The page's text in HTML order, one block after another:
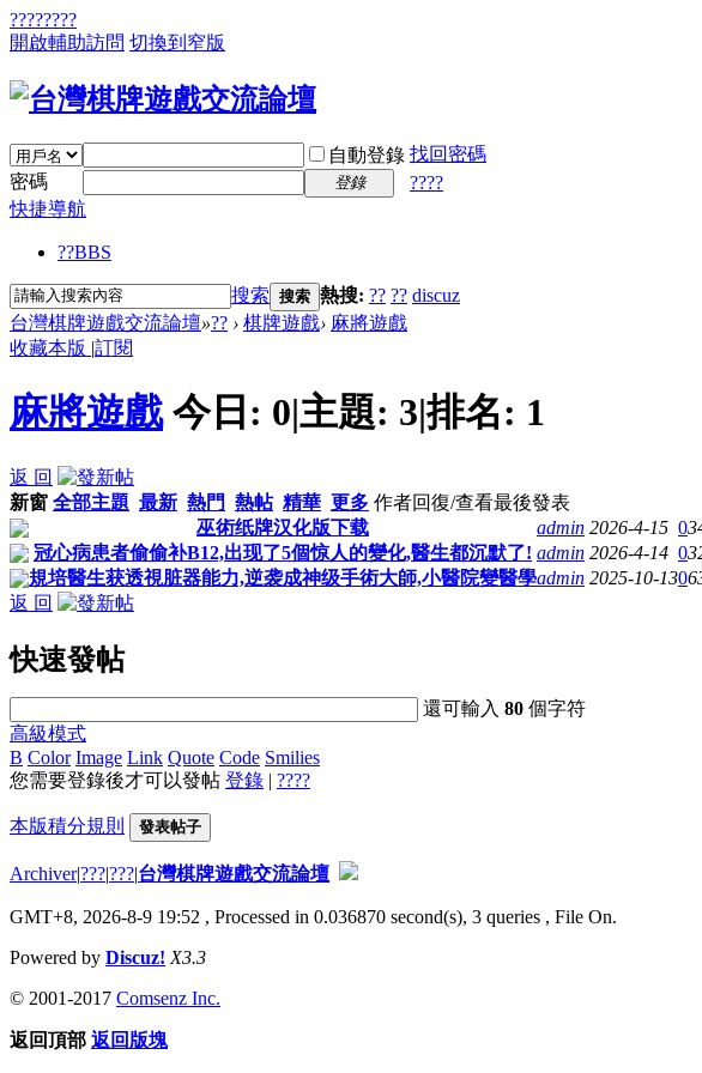
????????
開啟輔助訪問 切換到窄版
自動登錄 找回密碼
密碼
登錄
????
快捷導航
??BBS
搜索 搜索 熱搜: ?? ?? discuz
台灣棋牌遊戲交流論壇»?? › 棋牌遊戲› 麻將遊戲
收藏本版 |訂閱
麻將遊戲 今日: 0|主題: 3|排名: 1
返 回
新窗 全部主題 最新 熱門 熱帖 精華 更多 作者回復/查看最後發表
巫術纸牌汉化版下载
admin 2026-4-15 0
冠心病患者偷偷补B12,出现了5個惊人的變化,醫生都沉默了! admin 2026-4-14 0
規培醫生获透視脏器能力,逆袭成神级手術大師,小醫院變醫學admin 2025-10-130
返 回
快速發帖
還可輸入80 個字符
高級模式
B Color Image Link Quote Code Smilies
您需要登錄後才可以發帖 登錄 | ????
本版積分規則 發表帖子
Archiver|???|???|台灣棋牌遊戲交流論壇
GMT+8, 2026-8-9 19:52 , Processed in 0.036870 second(s), 3 queries , File On.
Powered by Discuz! X3.3
© 2001-2017 Comsenz Inc.
返回頂部 返回版塊